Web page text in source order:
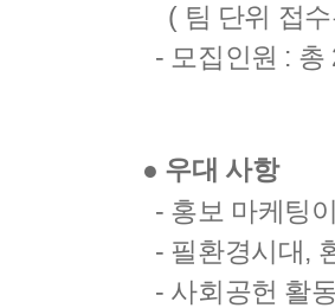
( 팀 단위 접수
- 모집인원 : 총
● 우대 사항
- 홍보 마케팅
- 필환경시대,
- 사회공헌 활